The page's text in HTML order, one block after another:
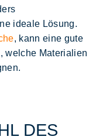
ideale Lösung.
, kann eine gute
welche Materialien
DES